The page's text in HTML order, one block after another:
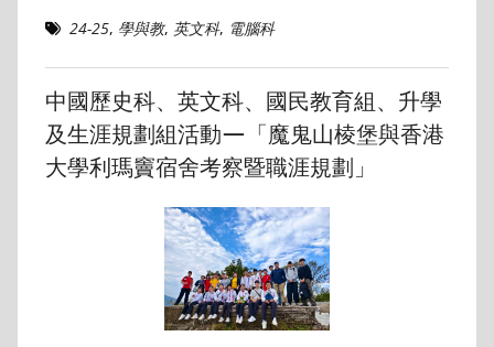
24-25, 學與教, 英文科, 電腦科
中國歷史科、英文科、國民教育組、升學
及生涯規劃組活動—「魔鬼山棱堡與香港
大學利瑪竇宿舍考察暨職涯規劃」